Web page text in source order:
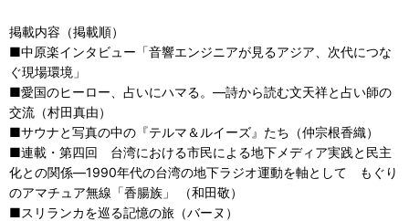
掲載内容（掲載順）
■中原楽インタビュー「音響エンジニアが見るアジア、次代につな
ぐ現場環境」
■愛国のヒーロー、占いにハマる。―詩から読む文天祥と占い師の
交流（村田真由）
■サウナと写真の中の『テルマ＆ルイーズ』たち（仲宗根香織）
■連載・第四回 台湾における市民による地下メディア実践と民主
化との関係―1990年代の台湾の地下ラジオ運動を軸として もぐり
のアマチュア無線「香腸族」 （和田敬）
■スリランカを巡る記憶の旅（バーヌ）